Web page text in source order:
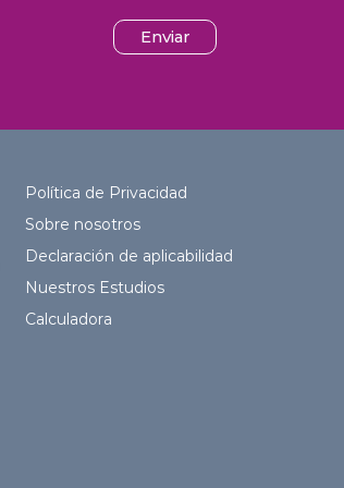
Enviar
Política de Privacidad
Sobre nosotros
Declaración de aplicabilidad
Nuestros Estudios
Calculadora